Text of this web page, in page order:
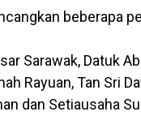
beberapa
Sarawak, Datuk
Rayuan, Tan Sri
dan Setiausaha